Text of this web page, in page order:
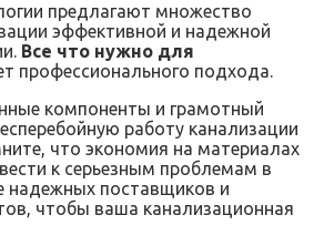
предлагают множество
эффективной и надежной
Все что нужно для
профессионального подхода.
компоненты и грамотный
работу канализации
что экономия на материалах
к серьезным проблемам в
надежных поставщиков и
чтобы ваша канализационная